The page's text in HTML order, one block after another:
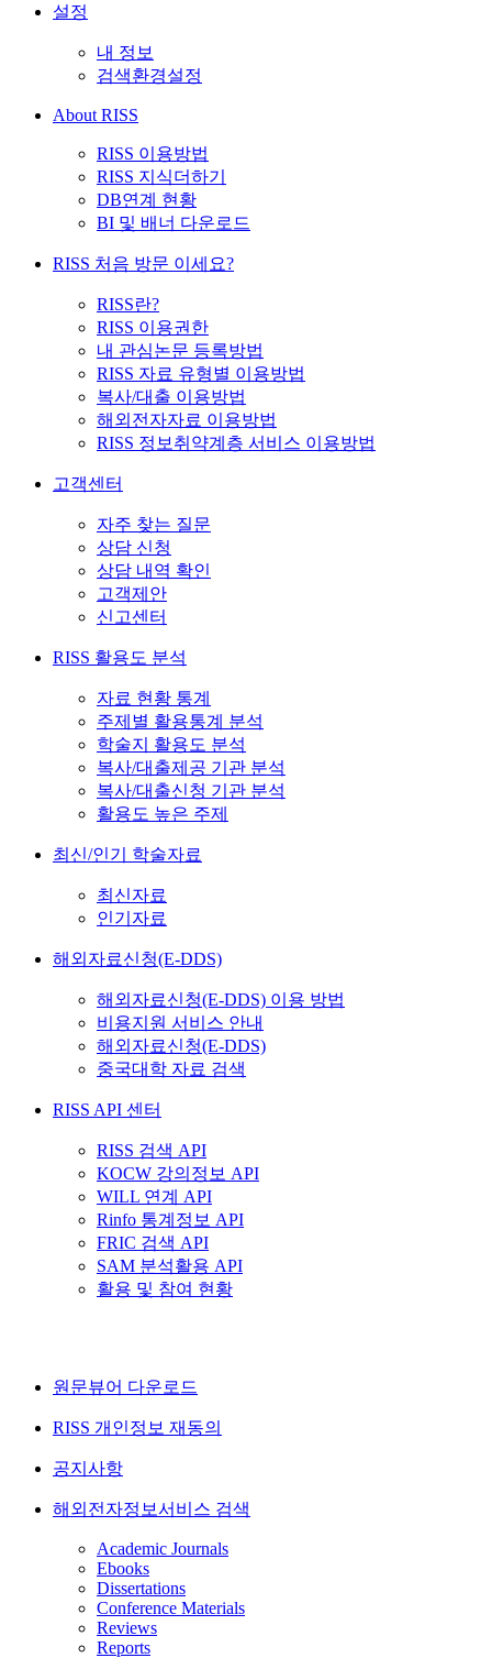
설정
내 정보
검색환경설정
About RISS
RISS 이용방법
RISS 지식더하기
DB연계 현황
BI 및 배너 다운로드
RISS 처음 방문 이세요?
RISS란?
RISS 이용권한
내 관심논문 등록방법
RISS 자료 유형별 이용방법
복사/대출 이용방법
해외전자자료 이용방법
RISS 정보취약계층 서비스 이용방법
고객센터
자주 찾는 질문
상담 신청
상담 내역 확인
고객제안
신고센터
RISS 활용도 분석
자료 현황 통계
주제별 활용통계 분석
학술지 활용도 분석
복사/대출제공 기관 분석
복사/대출신청 기관 분석
활용도 높은 주제
최신/인기 학술자료
최신자료
인기자료
해외자료신청(E-DDS)
해외자료신청(E-DDS) 이용 방법
비용지원 서비스 안내
해외자료신청(E-DDS)
중국대학 자료 검색
RISS API 센터
RISS 검색 API
KOCW 강의정보 API
WILL 연계 API
Rinfo 통계정보 API
FRIC 검색 API
SAM 분석활용 API
활용 및 참여 현황
원문뷰어 다운로드
RISS 개인정보 재동의
공지사항
해외전자정보서비스 검색
Academic Journals
Ebooks
Dissertations
Conference Materials
Reviews
Reports